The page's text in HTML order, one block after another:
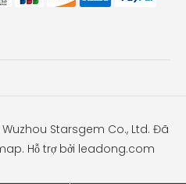
Starsgem Co., Ltd. Đã
. Hỗ trợ bởi leadong.com